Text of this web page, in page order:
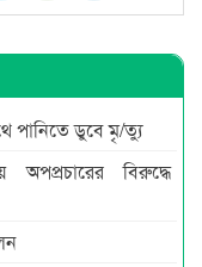
পানিতে ডুবে মৃ/ত্যু
বিরুদ্ধে